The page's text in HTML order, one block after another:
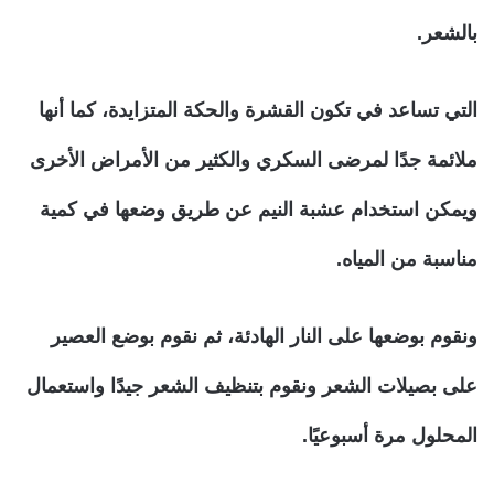
بالشعر.
التي تساعد في تكون القشرة والحكة المتزايدة، كما أنها
ملائمة جدًا لمرضى السكري والكثير من الأمراض الأخرى
ويمكن استخدام عشبة النيم عن طريق وضعها في كمية
مناسبة من المياه.
ونقوم بوضعها على النار الهادئة، ثم نقوم بوضع العصير
على بصيلات الشعر ونقوم بتنظيف الشعر جيدًا واستعمال
المحلول مرة أسبوعيًا.